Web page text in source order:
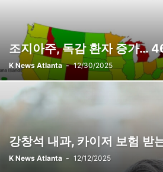
조지아주, 독감 환자 증가…
K News Atlanta - 12/30/2025
강창석 내과, 카이저 보험 받
K News Atlanta - 12/12/2025